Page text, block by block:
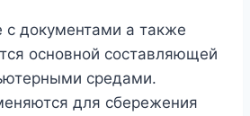
с документами а также
основной составляющей
средами.
для сбережения